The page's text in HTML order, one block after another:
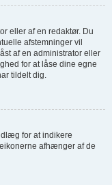
eller af en redaktør. Du
afstemninger vil
af en administrator eller
for at låse dine egne
tildelt dig.
for at indikere
afhænger af de